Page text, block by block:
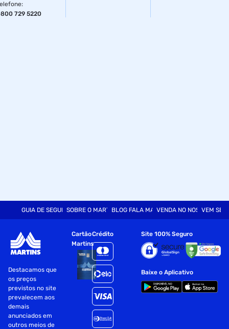
:
729 5220
GUIA DE SEGURANÇASOBRE O MARTINSBLOG FALA MARTVENDA NO NOSSO SITE
VEM SER
Destacamos que
os preços
previstos no site
prevalecem aos
demais
anunciados em
outros meios de
Cartão
Martins
Crédito Site 100% Seguro
Baixe o Aplicativo